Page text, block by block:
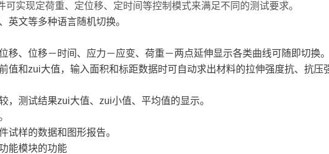
实现定荷重、定位移、定时间等控制模式来满足不同的测试要求。
英文等多种语言随机切换。
移、位移－时间、应力－应变、荷重－两点延伸显示各类曲线可随即切换。
值和zui大值，输入面积和标距数据时可自动求出材料的拉伸强度抗、抗
，测试结果zui大值、zui小值、平均值的显示。
试样的数据和图形报告。
能模块的功能